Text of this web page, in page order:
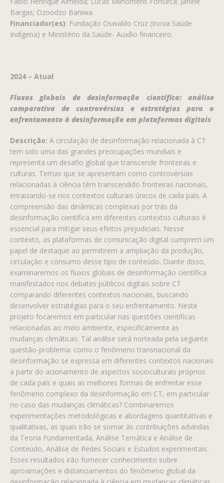
Bargas; Dzoodzo Baniwa.
Financiador(es): Fundação Oswaldo Cruz (Inova Saúde
Indígena) e Ministério da Saúde- Auxílio financeiro.
2024 – Atual
Fluxos globais de desinformação científica: análise
comparativa de controvérsias e estratégias para o
enfrentamento à desinformação em plataformas digitais
Descrição: A circulação de desinformação relacionada à CT
tem sido uma das grandes preocupações mundiais e
representa um desafio global que transcende fronteiras e
culturas. Temas que se apresentam como controvérsias
relacionadas à ciência têm transcendido fronteiras nacionais,
enraizando-se nos contextos culturais únicos de cada país. A
compreensão das dinâmicas complexas por trás da
desinformação científica em diferentes contextos culturais é
essencial para mitigar seus efeitos prejudiciais. Nesse
contexto, as plataformas de comunicação digital cumprem um
papel de destaque ao permitirem a ampliação da produção,
circulação e consumo desse tipo de conteúdo. Diante disso,
examinaremos os fluxos globais de desinformação científica
manifestados nos debates públicos digitais sobre CT
comparando diferentes contextos nacionais, buscando
desenvolver estratégias para o seu enfrentamento. Neste
projeto focaremos em particular nas questões científicas
relacionadas ao meio ambiente, especificamente as
mudanças climáticas. Tal análise será norteada pela seguinte
questão-problema: como o fenômeno transnacional da
desinformação se expressa em diferentes contextos nacionais
a partir do acionamento de aspectos socioculturais próprios
de cada país e quais as melhores formas de enfrentar esse
fenômeno complexo da desinformação em CT, em particular
no caso das mudanças climáticas? Combinaremos
experimentações metodológicas e abordagens quantitativas e
qualitativas, as quais irão se somar às contribuições advindas
da Teoria Fundamentada, Análise Temática e Análise de
Conteúdo, Análise de Redes Sociais e Estudos experimentais.
Esses resultados irão fornecer conhecimento sobre
aproximações e distanciamentos do fenômeno global da